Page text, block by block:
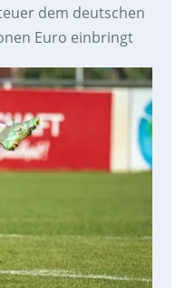
dem deutschen
Euro einbringt